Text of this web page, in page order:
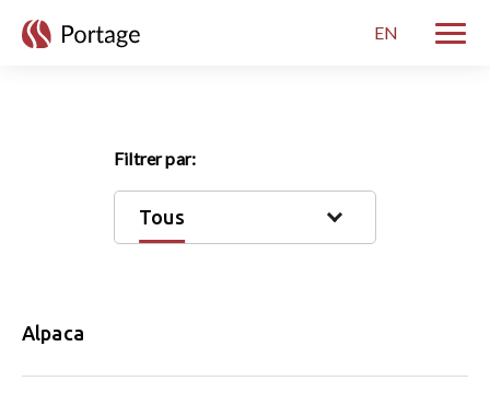
EN
Filtrer par:
Tous
Alpaca